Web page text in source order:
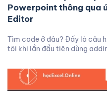
Powerpoint thông qua
Editor
Tìm code ở đâu? Đấy là câu
tôi khi lần đầu tiên dùng